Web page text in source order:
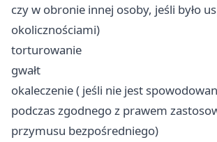
czy w obronie innej osoby, jeśli było
okolicznościami)
torturowanie
gwałt
okaleczenie ( jeśli nie jest
podczas zgodnego z prawem
przymusu bezpośredniego)